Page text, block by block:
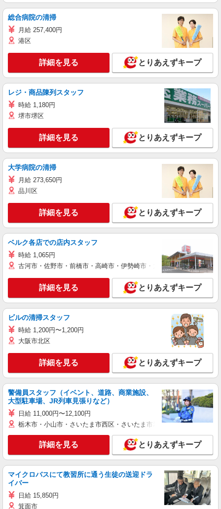
総合病院の清掃
月給 257,400円
港区
詳細を見る とりあえずキープ
レジ・商品陳列スタッフ
時給 1,180円
堺市堺区
詳細を見る とりあえずキープ
大学病院の清掃
月給 273,650円
品川区
詳細を見る とりあえずキープ
ベルク各店での店内スタッフ
時給 1,065円
古河市・佐野市・前橋市・高崎市・伊勢崎市・太田市・館林市・藤
詳細を見る とりあえずキープ
ビルの清掃スタッフ
時給 1,200円〜1,200円
大阪市北区
詳細を見る とりあえずキープ
警備員スタッフ（イベント、道路、商業施設、
大型駐車場、JR列車見張りなど）
日給 11,000円〜12,100円
栃木市・小山市・さいたま市西区・さいたま市岩槻区・久喜市・蓮田
詳細を見る とりあえずキープ
マイクロバスにて教習所に通う生徒の送迎ドラ
イバー
日給 15,850円
箕面市